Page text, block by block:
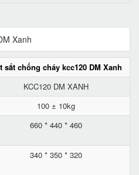
sắt chống cháy kcc120 DM Xanh
KCC120 DM XANH
100 ± 10kg
660 * 440 * 460
340 * 350 * 320